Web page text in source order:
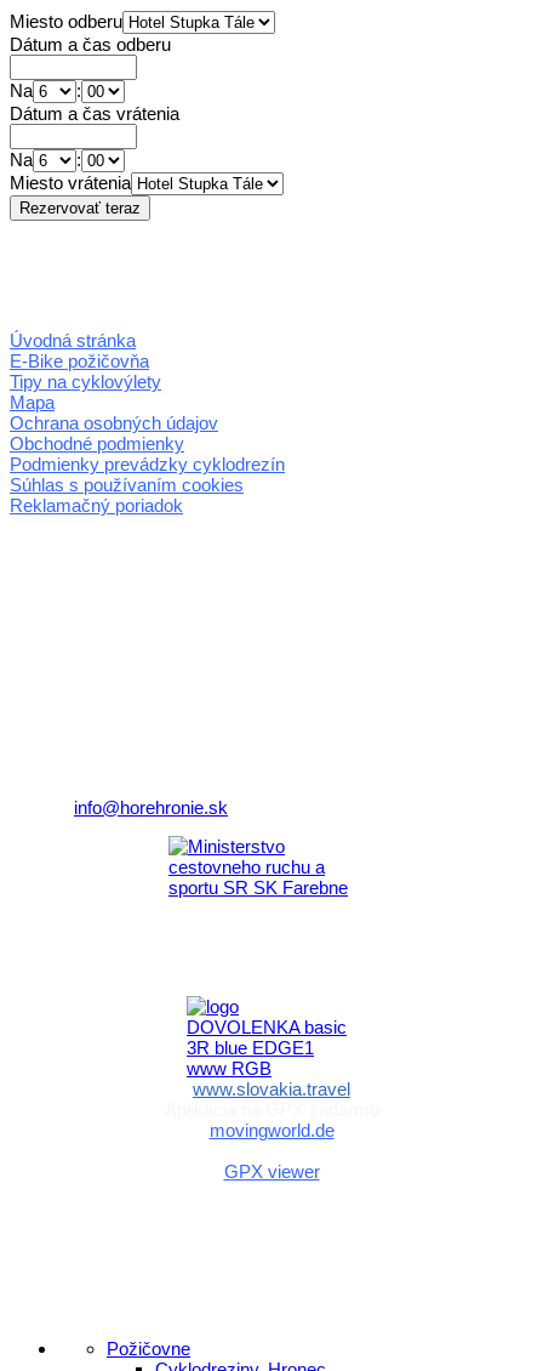
Miesto odberu
Dátum a čas odberu
Na
:
Dátum a čas vrátenia
Na
:
Miesto vrátenia
Úvodná stránka
E-Bike požičovňa
Tipy na cyklovýlety
Mapa
Ochrana osobných údajov
Obchodné podmienky
Podmienky prevádzky cyklodrezín
Súhlas s používaním cookies
Reklamačný poriadok
info@horehronie.sk
www.slovakia.travel
movingworld.de
GPX viewer
Požičovne